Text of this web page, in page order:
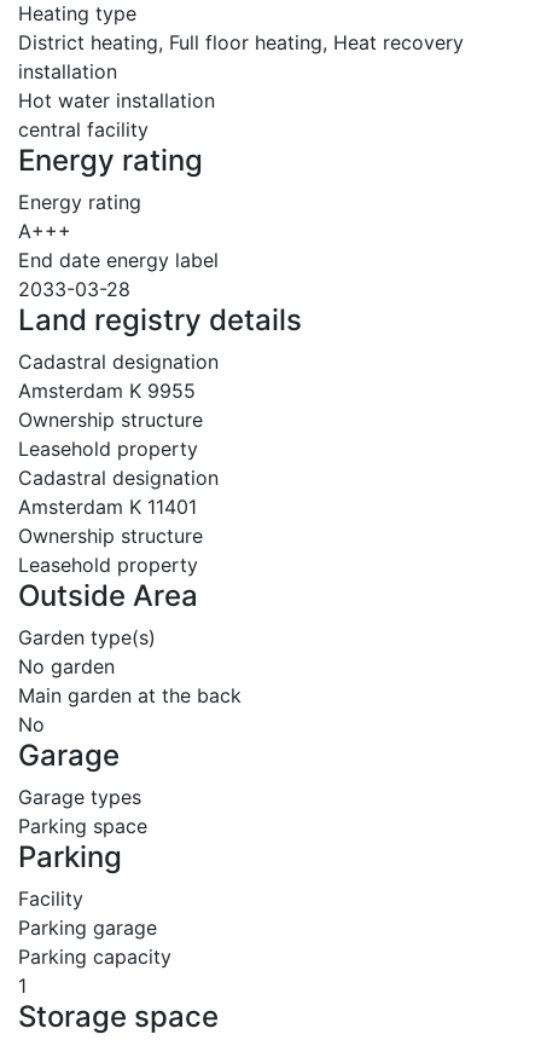
Heating type
District heating, Full floor heating, Heat recovery
installation
Hot water installation
central facility
Energy rating
Energy rating
A+++
End date energy label
2033-03-28
Land registry details
Cadastral designation
Amsterdam K 9955
Ownership structure
Leasehold property
Cadastral designation
Amsterdam K 11401
Ownership structure
Leasehold property
Outside Area
Garden type(s)
No garden
Main garden at the back
No
Garage
Garage types
Parking space
Parking
Facility
Parking garage
Parking capacity
1
Storage space